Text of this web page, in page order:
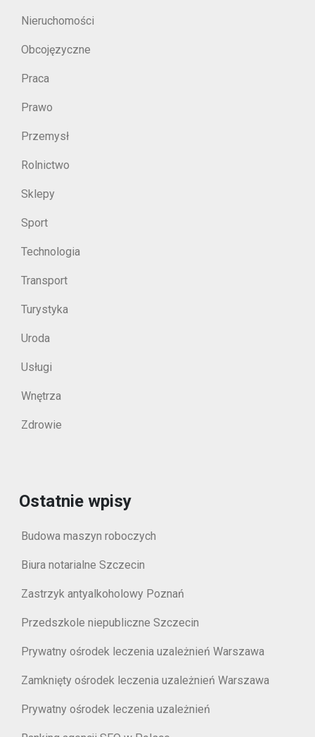
Nieruchomości
Obcojęzyczne
Praca
Prawo
Przemysł
Rolnictwo
Sklepy
Sport
Technologia
Transport
Turystyka
Uroda
Usługi
Wnętrza
Zdrowie
Ostatnie wpisy
Budowa maszyn roboczych
Biura notarialne Szczecin
Zastrzyk antyalkoholowy Poznań
Przedszkole niepubliczne Szczecin
Prywatny ośrodek leczenia uzależnień Warszawa
Zamknięty ośrodek leczenia uzależnień Warszawa
Prywatny ośrodek leczenia uzależnień